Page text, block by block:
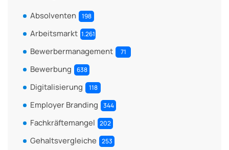
Absolventen 198
Arbeitsmarkt 1.261
Bewerbermanagement 71
Bewerbung 638
Digitalisierung 118
Employer Branding 344
Fachkräftemangel 202
Gehaltsvergleiche 253